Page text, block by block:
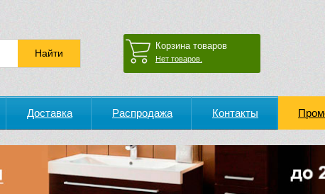
Корзина товаров
Нет товаров.
Доставка Распродажа Контакты